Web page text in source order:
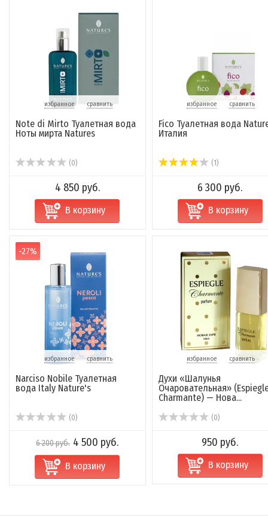
избранное сравнить
Note di Mirto Туалетная вода
Ноты мирта Natures
(0)
4 850 руб.
В корзину
избранное сравнить
Fico Туалетная вода
Италия
(1)
6 300 руб.
В корзину
-27%
избранное сравнить
Narciso Nobile Туалетная
вода Italy Nature's
(0)
6 200 руб. 4 500 руб.
В корзину
избранное сравнить
Духи «Шалунья
Очаровательная»
Charmante) — Нова...
(0)
950 руб.
В корзину